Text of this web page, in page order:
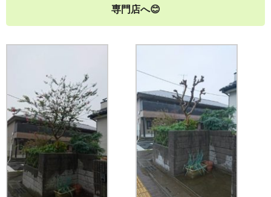
専門店へ😊